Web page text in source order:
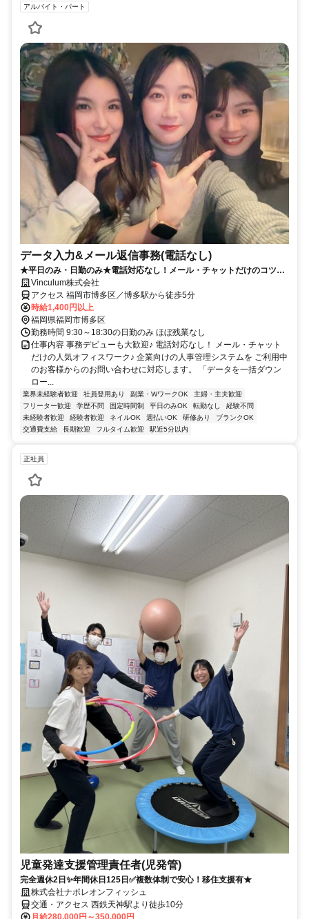
アルバイト・パート
データ入力&メール返信事務(電話なし)
★平日のみ・日勤のみ★電話対応なし！メール・チャットだけのコツコ
ツ事務♪服装・髪色・ネイル自由♪
Vinculum株式会社
アクセス 福岡市博多区／博多駅から徒歩5分
時給1,400円以上
福岡県福岡市博多区
勤務時間 9:30～18:30の日勤のみ ほぼ残業なし
仕事内容 事務デビューも大歓迎♪ 電話対応なし！ メール・チャット
だけの人気オフィスワーク♪ 企業向けの人事管理システムを ご利用中
のお客様からのお問い合わせに対応します。 「データを一括ダウン
ロー...
業界未経験者歓迎 社員登用あり 副業・WワークOK
主婦・主夫歓迎
フリーター歓迎
学歴不問 固定時間制 平日のみOK 転勤なし
経験不問
未経験者歓迎
経験者歓迎 ネイルOK 週払いOK 研修あり
ブランクOK
交通費支給
長期歓迎 フルタイム歓迎 駅近5分以内
正社員
児童発達支援管理責任者(児発管)
完全週休2日✨年間休日125日✅複数体制で安心！移住支援有★
株式会社ナポレオンフィッシュ
交通・アクセス 西鉄天神駅より徒歩10分
月給280,000円～350,000円